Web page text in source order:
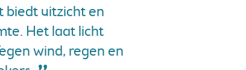
biedt uitzicht en
Het laat licht
wind, regen en